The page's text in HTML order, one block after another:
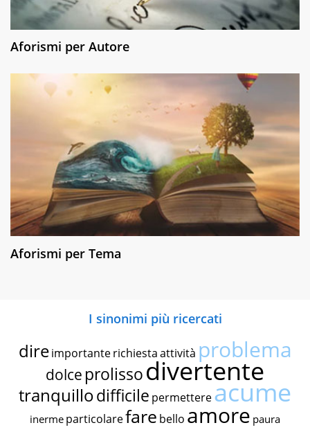
Aforismi per Autore
Aforismi per Tema
I sinonimi più ricercati
dire importante richiestaattività problema
dolce prolissodivertente
tranquillodifficile permettereacume
inerme particolarefare bello amore paura